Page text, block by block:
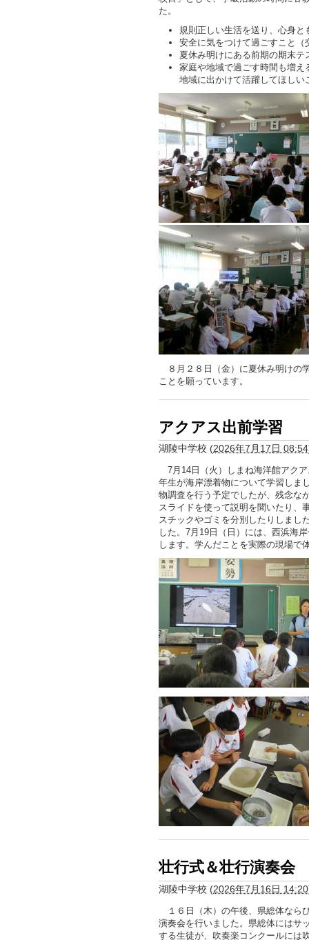
た。
規則正しい生活を送り、心身
安全に気をつけて過ごすこと
夏休み明けにある前期の期末
家庭や地域で過ごす時間も増
地域に出かけて活躍してほしい
８月２８日（金）に夏休み明けの
ことを願っています。
アクアス出前学習
湖陵中学校 (2026年7月17日 08:54
7月14日（火）しまね海洋館アク
年生が海岸漂着物について学習しま
物調査を行う予定でしたが、残念な
スライドを使って説明を聞いたり、
スチックやゴミを分別したりしまし
した。7月19日（日）には、西浜海
します。学んだことを実際の現場で
壮行式＆壮行演奏会
湖陵中学校 (2026年7月16日 14:20
１６日（木）の午後、県総体なら
演奏会を行いました。県総体にはサ
する生徒が、吹奏楽コンクールには